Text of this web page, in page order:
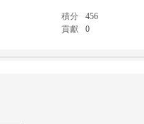
積分
456
貢獻 0